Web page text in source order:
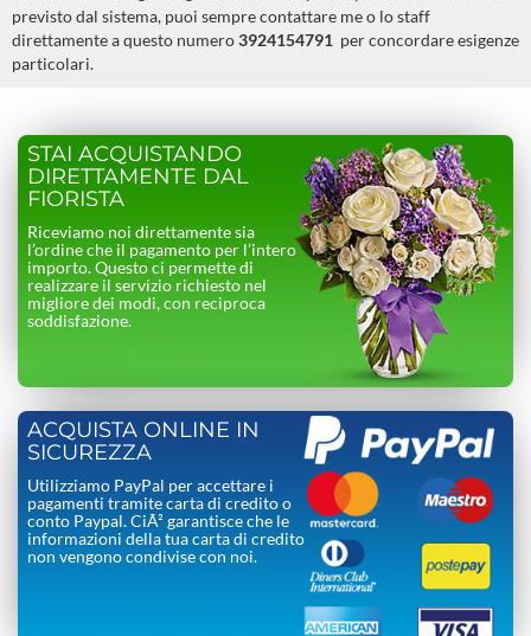
previsto dal sistema, puoi sempre contattare me o lo staff
direttamente a questo numero3924154791 per concordare esigenze
particolari.
STAI ACQUISTANDO
DIRETTAMENTE DAL
FIORISTA
Riceviamo noi direttamente sia
l’ordine che il pagamento per l’intero
importo. Questo ci permette di
realizzare il servizio richiesto nel
migliore dei modi, con reciproca
soddisfazione.
ACQUISTA ONLINE IN
SICUREZZA
Utilizziamo PayPal per accettare i
pagamenti tramite carta di credito o
conto Paypal. CiÃ² garantisce che le
informazioni della tua carta di credito
non vengono condivise con noi.